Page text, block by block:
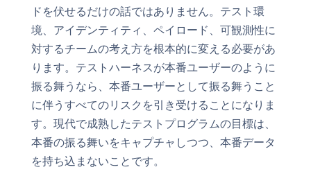
ドを伏せるだけの話ではありません。テスト環
境、アイデンティティ、ペイロード、可観測性に
対するチームの考え方を根本的に変える必要があ
ります。テストハーネスが本番ユーザーのように
振る舞うなら、本番ユーザーとして振る舞うこと
に伴うすべてのリスクを引き受けることになりま
す。現代で成熟したテストプログラムの目標は、
本番の振る舞いをキャプチャしつつ、本番データ
を持ち込まないことです。